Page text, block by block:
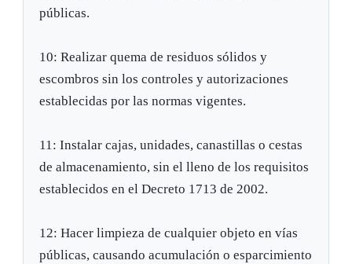
públicas.
10: Realizar quema de residuos sólidos y
escombros sin los controles y autorizaciones
establecidas por las normas vigentes.
11: Instalar cajas, unidades, canastillas o cestas
de almacenamiento, sin el lleno de los requisitos
establecidos en el Decreto 1713 de 2002.
12: Hacer limpieza de cualquier objeto en vías
públicas, causando acumulación o esparcimiento